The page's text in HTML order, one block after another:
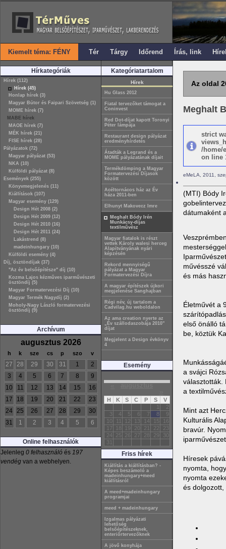
Kiemelt téma: FÉNY Tér Tárgy Időrend Írás, link
Hírkategóriák
Hírek (112)
Hírek (45)
Honlap hírek (3)
Magyar Bútor és Faipari Szövetség (1)
MOME hírek (7)
MABE hírek
MAOE hírek (7)
MÉK hírek (21)
FISE hírek (28)
Pályázatok (72)
Magyar pályázat (53)
NKA (10)
Külföldi pályázat (8)
Események (255)
Könyvmegjelenés (11)
Kiállítások (107)
Magyar esemény (129)
Design Hét 2008 (2)
Design Hét 2009 (12)
Design Hét 2010 (16)
Design Hét 2011 (24)
Lakástrend (8)
madeinhungary (10)
Külföldi esemény (4)
Díj, ösztöndíjak (37)
"Az év belsőépítésze" díj (10)
Kozma Lajos kézműves iparművészeti
ösztöndíj (5)
Magyar Formatervezési Díj (10)
Magyar Termék Nagydíj (2)
Moholy-Nagy László formatervezési
ösztöndíj (9)
Archívum
augusztus 2026
h k sze cs p szo v
27 28 29 30 31 1
2
3
4 5 6 7 8
9
10
11 12 13 14 15
16
17
18 19 20 21 22
23
24
25 26 27 28 29
30
31
1 2 3 4 5 6
Online felhasználók
Jelenleg 0 felhasználó és 197
vendég van a webhelyen.
Kategóriatartalom
Hírek
Hu Glass 2012
Fiatal tervezőket támogat a
Coninvest
Red Dot-díjat kapott Toronyi
Péter lámpája
Restaurant design pályázat
eredményhírdetés
Átadták a Legrand és a
MOME pályázatának díjait
Termékdömping a Magyar
Formatervezési Díjasok
között
Acéltornácos ház az Év
háza 2011-ben
Elhunyt Makovecz Imre
Meghalt Bódy Irén
Munkácsy-díjas
textilművész
Magyar fiatalok is részt
vettek Károly walesi herceg
Alapítványának nyári
képzésén
Rekord mennyiségű
pályázat a Magyar
Formatervezési Díjra
A magyar építészek újkori
megjelenése Sanghajban
Régi név, új tartalom a
Cadvilag.hu weboldalon
Az ama creation nyerte az
„Év szállodaszobája 2010”
díjat
Megjelent a Design évkönyv
4
Esemény
« augusztus
H K S C P S
V
1
2
3
4 5 6 7 8
9
10
11 12 13 14 15
16
17
18 19 20 21 22
23
24
25 26 27 28 29
30
31
Friss hírek
Kiállítás a kiállításban? -
Képes beszámoló a
madeinhungary+meed
kiállításról
A meed+madeinhungary
programjai
meed + madeinhungary
Izgalmas pályázati
lehetőség
belsőépítészeknek,
enteriőrtervezőknek
A jövő konyhája
Az oldal
Meghalt
strict
/home/
on line
eMeLA, 2011,
(MTI) Bódy
dátumaként
művésszé
és más
Életművét a
első önálló
be, köztük
a svájci
választották.
a
Mint azt
Kulturális
bravúr.
Híresek
nyomta,
nyomta
és